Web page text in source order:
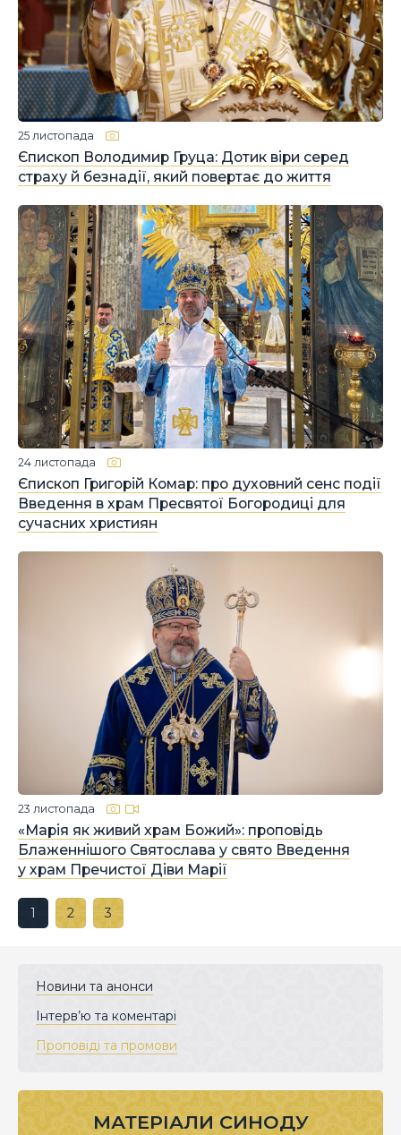
Єпископ Володимир Груца: Дотик віри серед
страху й безнадії, який повертає до життя
25 листопада
Єпископ Григорій Комар: про духовний сенс події
Введення в храм Пресвятої Богородиці для
сучасних християн
24 листопада
«Марія як живий храм Божий»: проповідь
Блаженнішого Святослава у свято Введення
у храм Пречистої Діви Марії
23 листопада
1 2 3
Новини та анонси
Інтерв’ю та коментарі
Проповіді та промови
МАТЕРІАЛИ СИНОДУ